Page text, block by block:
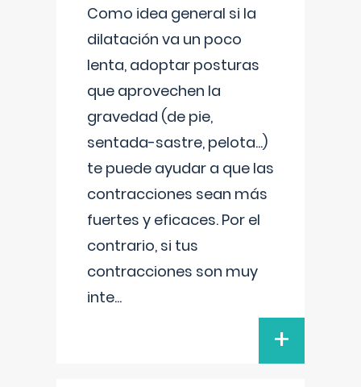
Como idea general si la
dilatación va un poco
lenta, adoptar posturas
que aprovechen la
gravedad (de pie,
sentada-sastre, pelota...)
te puede ayudar a que las
contracciones sean más
fuertes y eficaces. Por el
contrario, si tus
contracciones son muy
inte...
+